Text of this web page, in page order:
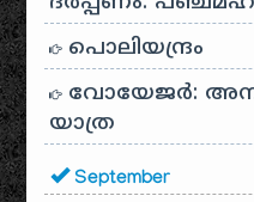
പൊലിയന്ദ്രം
വോയേജർ:
യാത്ര
September